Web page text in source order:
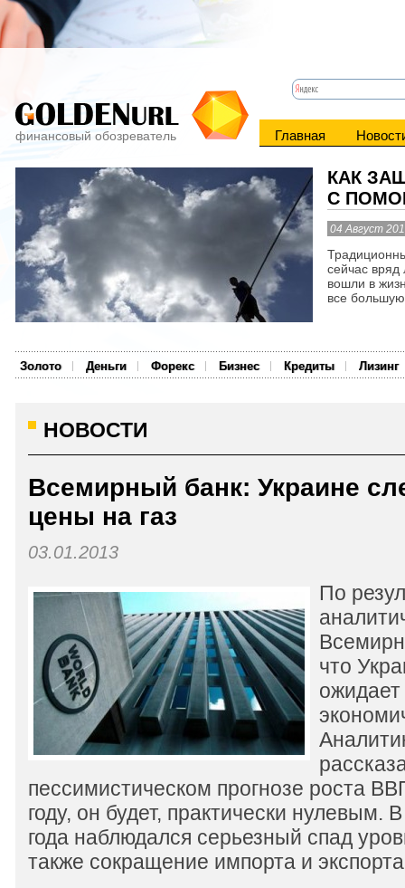
финансовый обозреватель Главная
КАК
С
04 Август
сейчас вряд
вошли в
все
Золото Деньги Форекс Бизнес Кредиты Лизинг
НОВОСТИ
Всемирный банк: Украине
цены на газ
03.01.2013
По
что
ожидает
пессимистическом прогнозе роста
году, он будет, практически нулевым.
года наблюдался серьезный спад
также сокращение импорта и